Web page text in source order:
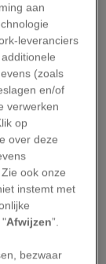
vergezichten
ik benieuwd
koffiehuis in
aan
zijn
een
bij de
maaltijd bij
aan
leveranciers
(zoals
en/of
verwerken
op
over deze
ook onze
instemt met
"Afwijzen”.
bezwaar